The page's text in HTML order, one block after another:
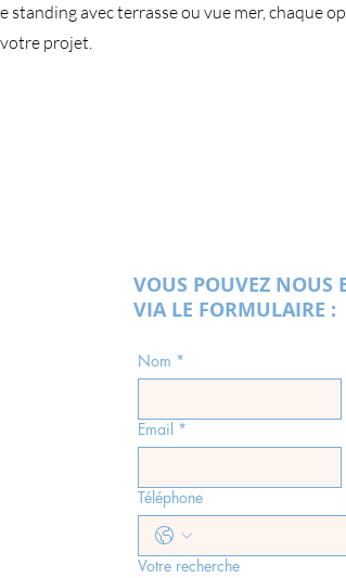
avec terrasse ou vue mer, chaque
projet.
VOUS POUVEZ NOUS
VIA LE FORMULAIRE :
Nom *
Email *
Téléphone
Votre recherche